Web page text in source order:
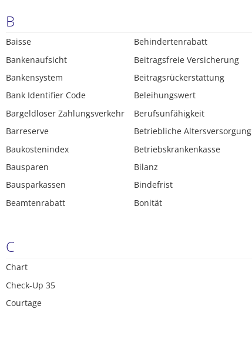
B
Baisse
Bankenaufsicht
Bankensystem
Bank Identifier Code
Bargeldloser Zahlungsverkehr
Barreserve
Baukostenindex
Bausparen
Bausparkassen
Beamtenrabatt
Behindertenrabatt
Beitragsfreie Versicherung
Beitragsrückerstattung
Beleihungswert
Berufsunfähigkeit
Betriebliche Altersversorgung
Betriebskrankenkasse
Bilanz
Bindefrist
Bonität
C
Chart
Check-Up 35
Courtage